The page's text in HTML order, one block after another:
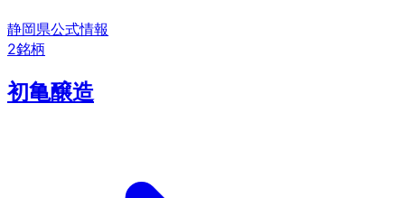
静岡県公式情報
2銘柄
初亀醸造